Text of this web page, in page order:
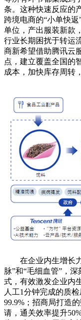
条。这种快速反应的
跨境电商的“小单快
单位，产出服装新款
行业长期困扰于转运
商新希望借助腾讯云
点，建立覆盖全国的
成本，加快库存周转
在企业内生增长力
脉”和“毛细血管”，
式，有效激发企业内
人工1分钟完成的质
99.9%；招商局打造
请，通关效率提升